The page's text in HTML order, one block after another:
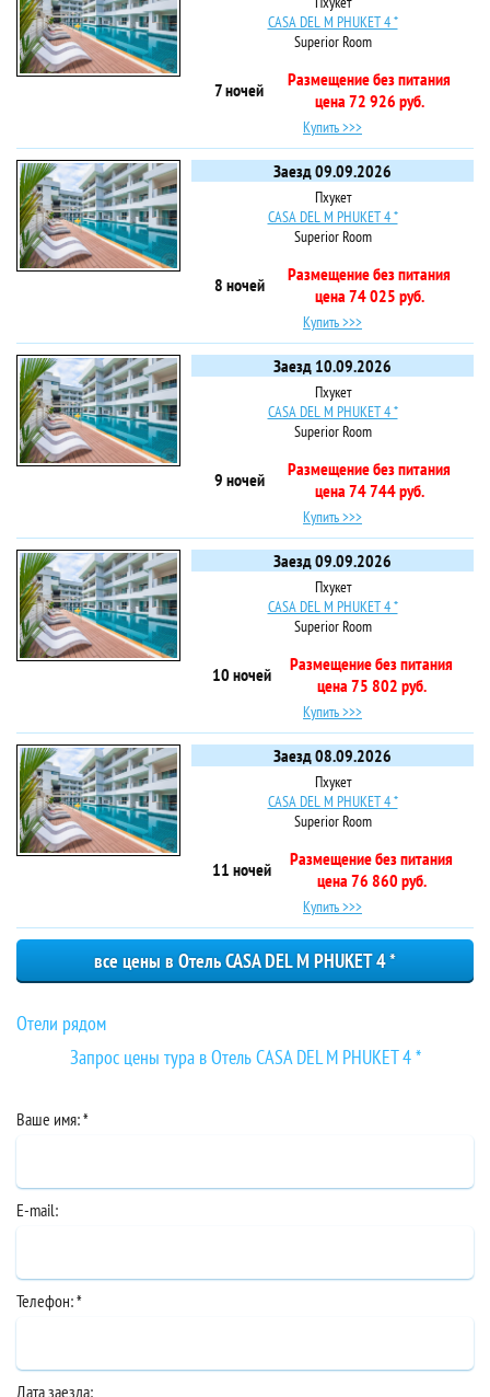
CASA DEL M PHUKET 4 *
Superior Room
7 ночей
Размещение без питания
цена 72 926 руб.
Купить >>>
Заезд 09.09.2026
Пхукет
CASA DEL M PHUKET 4 *
Superior Room
8 ночей
Размещение без питания
цена 74 025 руб.
Купить >>>
Заезд 10.09.2026
Пхукет
CASA DEL M PHUKET 4 *
Superior Room
9 ночей
Размещение без питания
цена 74 744 руб.
Купить >>>
Заезд 09.09.2026
Пхукет
CASA DEL M PHUKET 4 *
Superior Room
10 ночей
Размещение без питания
цена 75 802 руб.
Купить >>>
Заезд 08.09.2026
Пхукет
CASA DEL M PHUKET 4 *
Superior Room
11 ночей
Размещение без питания
цена 76 860 руб.
Купить >>>
все цены в Отель CASA DEL M PHUKET 4 *
Отели рядом
Отель CASA DEL M PHUKET 4 *
Отель CASA DEL M PHUKET 4 *
Отель CASA DEL M PHUKET 4 *
Запрос цены тура в Отель CASA DEL M PHUKET 4 *
Ваше имя: *
E-mail:
Телефон: *
Дата заезда: